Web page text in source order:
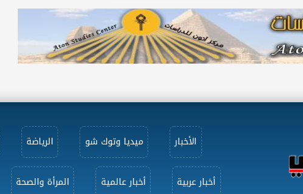
الأخبار ميديا وتوك شو الرياضة
أخبار عربية أخبار عالمية المرأة والصحة